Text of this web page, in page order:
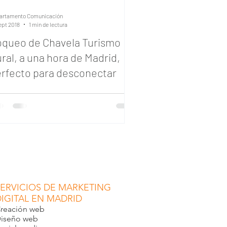
de Chavela Turismo
a una hora de Madrid,
para desconectar
Comunicación
2018
1 min de lectura
DE MARKETING
EN MADRID
web
web